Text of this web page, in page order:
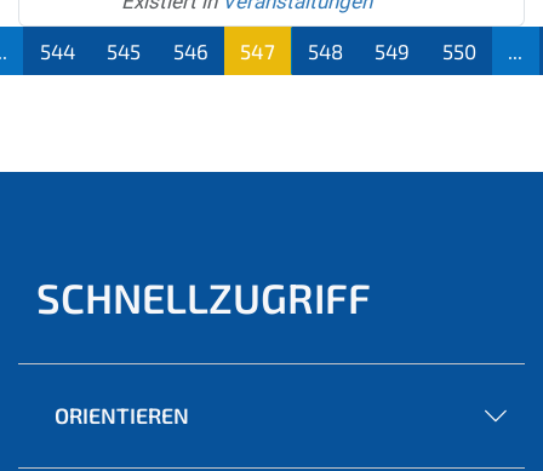
544 545 546
547
548 549 550
SCHNELLZUGRIFF
ORIENTIEREN